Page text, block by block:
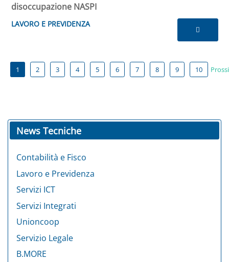
disoccupazione NASPI
LAVORO E PREVIDENZA
1 2 3 4 5 6 7 8 9 10
News Tecniche
Contabilità e Fisco
Lavoro e Previdenza
Servizi ICT
Servizi Integrati
Unioncoop
Servizio Legale
B.MORE